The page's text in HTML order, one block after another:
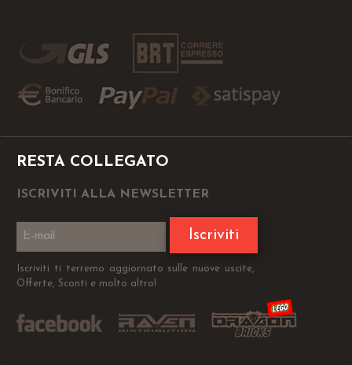
RESTA COLLEGATO
ISCRIVITI ALLA NEWSLETTER
Iscriviti
Iscriviti ti terremo aggiornato sulle nuove uscite,
Offerte, Sconti e molto altro!